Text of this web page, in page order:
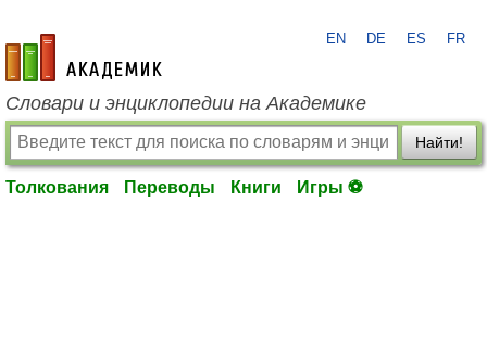
academic.ru
EN DE ES FR
Словари и энциклопедии на Академике
Найти!
Толкования Переводы Книги Игры ⚽